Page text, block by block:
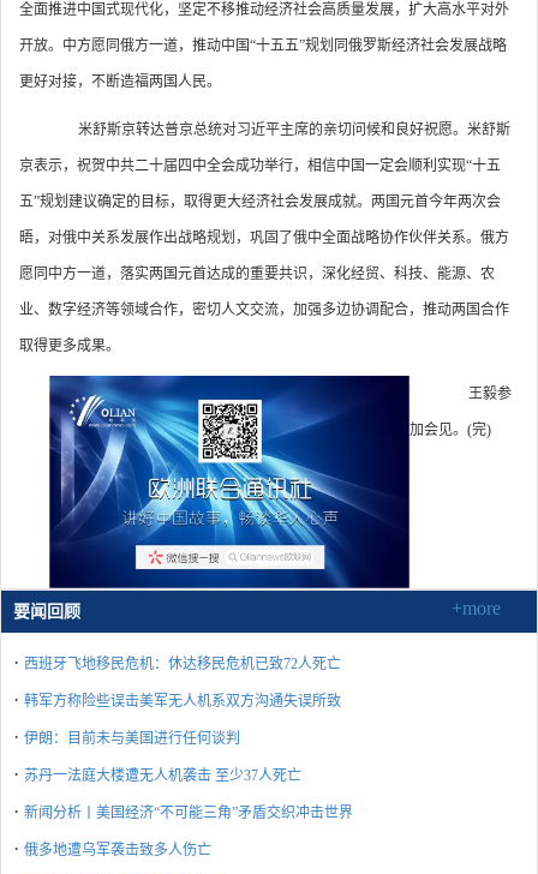
全面推进中国式现代化，坚定不移推动经济社会高质量发展，扩大高水平对外
开放。中方愿同俄方一道，推动中国“十五五”规划同俄罗斯经济社会发展战略
更好对接，不断造福两国人民。
米舒斯京转达普京总统对习近平主席的亲切问候和良好祝愿。米舒斯
京表示，祝贺中共二十届四中全会成功举行，相信中国一定会顺利实现“十五
五”规划建议确定的目标，取得更大经济社会发展成就。两国元首今年两次会
晤，对俄中关系发展作出战略规划，巩固了俄中全面战略协作伙伴关系。俄方
愿同中方一道，落实两国元首达成的重要共识，深化经贸、科技、能源、农
业、数字经济等领域合作，密切人文交流，加强多边协调配合，推动两国合作
取得更多成果。
王毅参
加会见。(完)
要闻回顾 +more
· 西班牙飞地移民危机：休达移民危机已致72人死亡
· 韩军方称险些误击美军无人机系双方沟通失误所致
· 伊朗：目前未与美国进行任何谈判
· 苏丹一法庭大楼遭无人机袭击 至少37人死亡
· 新闻分析丨美国经济“不可能三角”矛盾交织冲击世界
· 俄多地遭乌军袭击致多人伤亡